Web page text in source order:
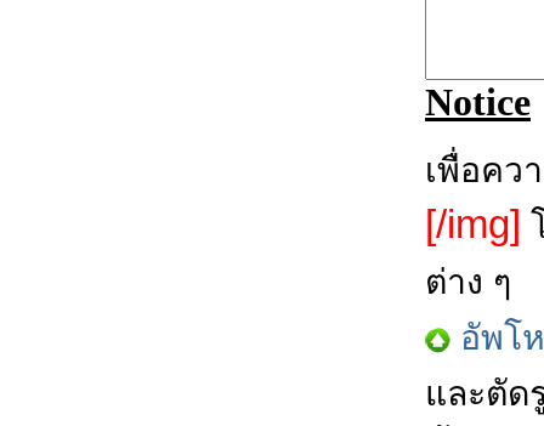
Notice
เพื่อคว
[/img]
ต่าง ๆ
อัพโ
และตัด